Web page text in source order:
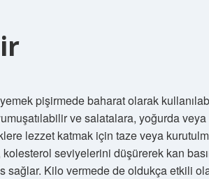
pişirmede baharat olarak
ve salatalara, yoğurda veya
lezzet katmak için taze veya
seviyelerini düşürerek kan
sağlar. Kilo vermede de oldukça etkili